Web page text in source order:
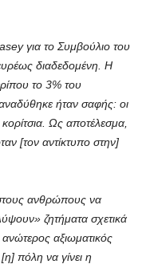
για το Συμβούλιο του
διαδεδομένη. Η
το 3% του
ήταν σαφής: οι
Ως αποτέλεσμα,
[τον αντίκτυπο στην]
ανθρώπους να
ζητήματα σχετικά
αξιωματικός
πόλη να γίνει η